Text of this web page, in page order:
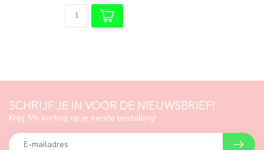
SCHRIJF JE IN VOOR DE NIEUWSBRIEF!
Krijg 5% korting op je eerste bestelling!